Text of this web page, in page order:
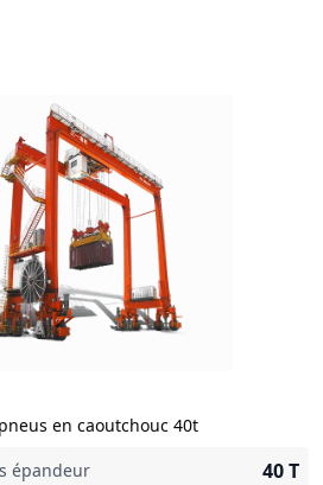
en caoutchouc 40t
épandeur
40T